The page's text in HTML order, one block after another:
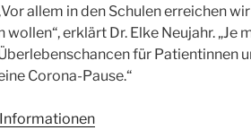
allem in den Schulen erreichen
wollen“, erklärt Dr. Elke Neujahr.
für Patientinnen
Corona-Pause.“